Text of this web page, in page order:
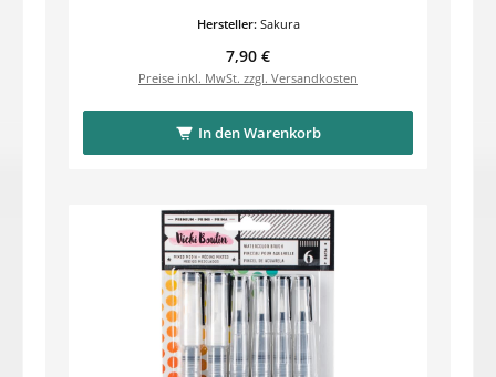
Hersteller: Sakura
Regulärer Preis:
7,90 €
Preise inkl. MwSt. zzgl. Versandkosten
In den Warenkorb